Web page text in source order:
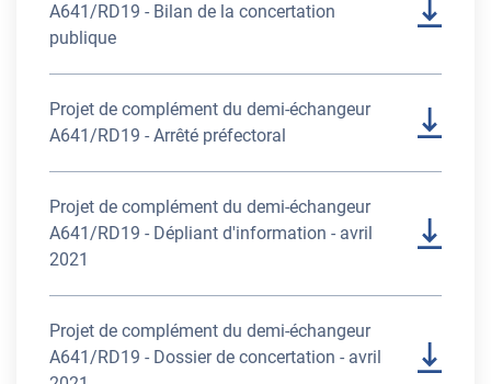
A641/RD19 - Bilan de la concertation
publique
Projet de complément du demi-échangeur
A641/RD19 - Arrêté préfectoral
Projet de complément du demi-échangeur
A641/RD19 - Dépliant d'information - avril
2021
Projet de complément du demi-échangeur
A641/RD19 - Dossier de concertation - avril